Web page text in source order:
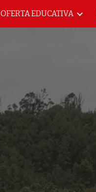
Skip to navigation
OFERTA EDUCATIVA